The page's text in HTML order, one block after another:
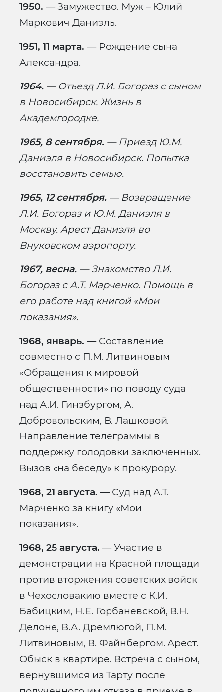
1950. — Замужество. Муж – Юлий
Маркович Даниэль.
1951, 11 марта. — Рождение сына
Александра.
1964. — Отъезд Л.И. Богораз с сыном
в Новосибирск. Жизнь в
Академгородке.
1965, 8 сентября. — Приезд Ю.М.
Даниэля в Новосибирск. Попытка
восстановить семью.
1965, 12 сентября. — Возвращение
Л.И. Богораз и Ю.М. Даниэля в
Москву. Арест Даниэля во
Внуковском аэропорту.
1967, весна. — Знакомство Л.И.
Богораз с А.Т. Марченко. Помощь в
его работе над книгой «Мои
показания».
1968, январь. — Составление
совместно с П.М. Литвиновым
«Обращения к мировой
общественности» по поводу суда
над А.И. Гинзбургом, А.
Добровольским, В. Лашковой.
Направление телеграммы в
поддержку голодовки заключенных.
Вызов «на беседу» к прокурору.
1968, 21 августа. — Суд над А.Т.
Марченко за книгу «Мои
показания».
1968, 25 августа. — Участие в
демонстрации на Красной площади
против вторжения советских войск
в Чехословакию вместе с К.И.
Бабицким, Н.Е. Горбаневской, В.Н.
Делоне, В.А. Дремлюгой, П.М.
Литвиновым, В. Файнбергом. Арест.
Обыск в квартире. Встреча с сыном,
вернувшимся из Тарту после